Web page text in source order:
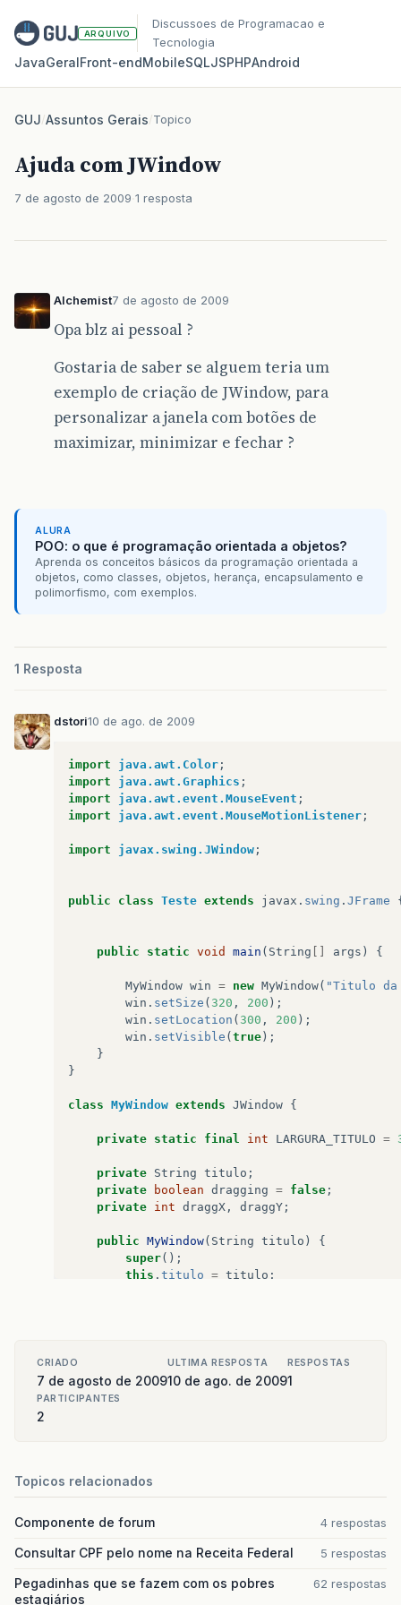
ARQUIVO
Discussoes de Programacao e
Tecnologia
JavaGeralFront‑endMobileSQLJSPHPAndroid
GUJ/Assuntos Gerais/Topico
Ajuda com JWindow
7 de agosto de 2009 1 resposta
Alchemist7 de agosto de 2009
Opa blz ai pessoal ?
Gostaria de saber se alguem teria um
exemplo de criação de JWindow, para
personalizar a janela com botões de
maximizar, minimizar e fechar ?
ALURA
POO: o que é programação orientada a objetos?
Aprenda os conceitos básicos da programação orientada a
objetos, como classes, objetos, herança, encapsulamento e
polimorfismo, com exemplos.
1 Resposta
dstori10 de ago. de 2009
import java.awt.Color ;
import
java.awt.Graphics ;
import
java.awt.event.MouseEvent ;
import
java.awt.event.MouseMotionListener ;
import javax.swing.JWindow ;
public class Teste extends javax . swing . JFrame
public static void main ( String args ) {
MyWindow win = new MyWindow( "Titulo da
win . setSize ( 320 , 200 );
win . setLocation ( 300 , 200 );
win . setVisible ( true );
}
}
class MyWindow extends JWindow {
private static final int LARGURA_TITULO =
private String titulo ;
private
boolean dragging = false ;
private int draggX , draggY ;
public MyWindow( String titulo )
{
super();
this . titulo = titulo ;
public void mouseDragged(
frame.setLocation(frame.
}
MouseEvent
dragging
= false
CRIADO
7 de agosto de 2009
ULTIMA RESPOSTA
10 de ago. de 2009
RESPOSTAS
1
PARTICIPANTES
2
Topicos relacionados
Componente de forum 4 respostas
Consultar CPF pelo nome na Receita Federal 5 respostas
Pegadinhas que se fazem com os pobres
estagiários
62 respostas